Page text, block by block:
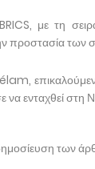
με τη
προστασία των
να ενταχθεί
των